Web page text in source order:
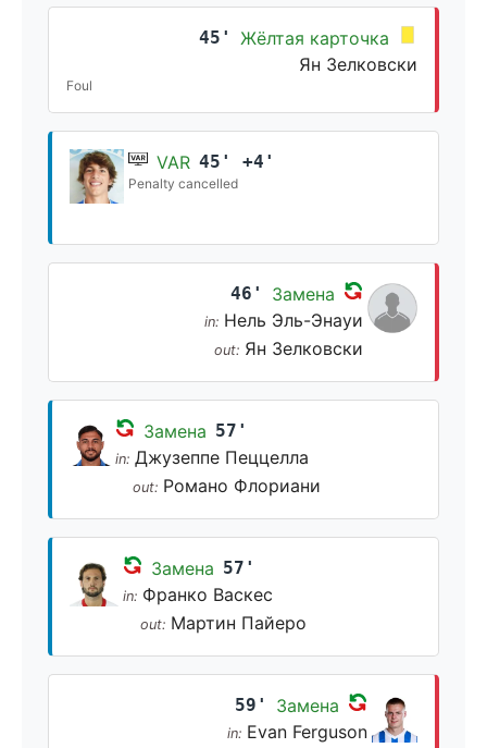
45'
Жёлтая карточка
Ян Зелковски
Foul
VAR 45' +4'
Penalty cancelled
46' Замена
in: Нель Эль-Энауи
out: Ян Зелковски
Замена 57'
in: Джузеппе Пеццелла
out: Романо Флориани
Замена 57'
in: Франко Васкес
out: Мартин Пайеро
59' Замена
in: Evan Ferguson